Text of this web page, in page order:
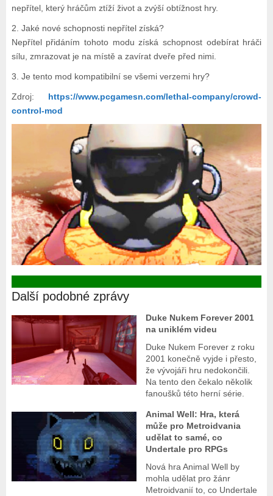
nepřítel, který hráčům ztíží život a zvýší obtížnost hry.
2. Jaké nové schopnosti nepřítel získá?
Nepřítel přidáním tohoto modu získá schopnost odebírat hráči
sílu, zmrazovat je na místě a zavírat dveře před nimi.
3. Je tento mod kompatibilní se všemi verzemi hry?
Zdroj: https://www.pcgamesn.com/lethal-company/crowd-
control-mod
Další podobné zprávy
Duke Nukem Forever 2001
na uniklém videu
Duke Nukem Forever z roku
2001 konečně vyjde i přesto,
že vývojáři hru nedokončili.
Na tento den čekalo několik
fanoušků této herní série.
Animal Well: Hra, která
může pro Metroidvania
udělat to samé, co
Undertale pro RPGs
Nová hra Animal Well by
mohla udělat pro žánr
Metroidvanií to, co Undertale